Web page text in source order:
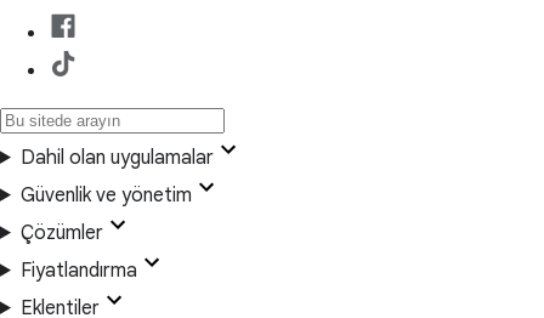
Dahil olan uygulamalar
Güvenlik ve yönetim
Çözümler
Fiyatlandırma
Eklentiler